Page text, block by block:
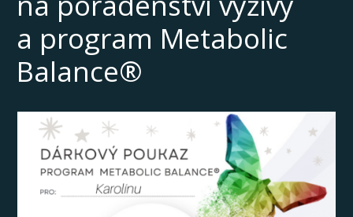
a program Metabolic
Balance®